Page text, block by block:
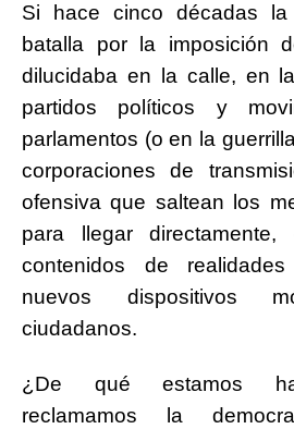
Si hace cinco décadas
batalla por la imposición
dilucidaba en la calle, en
partidos políticos y
parlamentos (o en la
corporaciones de
ofensiva que saltean los
para llegar
contenidos de
nuevos dispositivos
ciudadanos.
¿De qué estamos
reclamamos la